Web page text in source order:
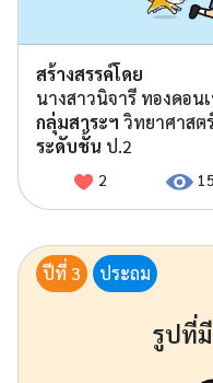
สร้างสรรค์โดย
นางสาวนิจารี ทองดอน
กลุ่มสาระฯ วิทยาศาสต
ระดับชั้น ป.2
2
ปีที่ 3 ประถม
รูปที่